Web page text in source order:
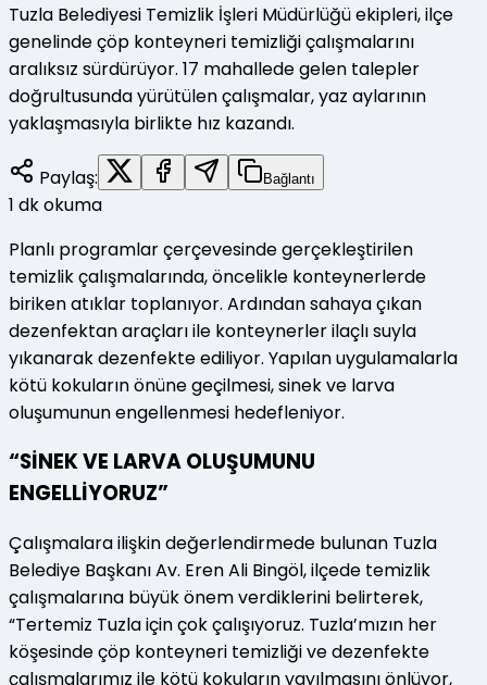
Tuzla Belediyesi Temizlik İşleri Müdürlüğü ekipleri, ilçe
genelinde çöp konteyneri temizliği çalışmalarını
aralıksız sürdürüyor. 17 mahallede gelen talepler
doğrultusunda yürütülen çalışmalar, yaz aylarının
yaklaşmasıyla birlikte hız kazandı.
Paylaş: Bağlantı
1 dk okuma
Planlı programlar çerçevesinde gerçekleştirilen
temizlik çalışmalarında, öncelikle konteynerlerde
biriken atıklar toplanıyor. Ardından sahaya çıkan
dezenfektan araçları ile konteynerler ilaçlı suyla
yıkanarak dezenfekte ediliyor. Yapılan uygulamalarla
kötü kokuların önüne geçilmesi, sinek ve larva
oluşumunun engellenmesi hedefleniyor.
“SİNEK VE LARVA OLUŞUMUNU
ENGELLİYORUZ”
Çalışmalara ilişkin değerlendirmede bulunan Tuzla
Belediye Başkanı Av. Eren Ali Bingöl, ilçede temizlik
çalışmalarına büyük önem verdiklerini belirterek,
“Tertemiz Tuzla için çok çalışıyoruz. Tuzla’mızın her
köşesinde çöp konteyneri temizliği ve dezenfekte
çalışmalarımız ile kötü kokuların yayılmasını önlüyor,